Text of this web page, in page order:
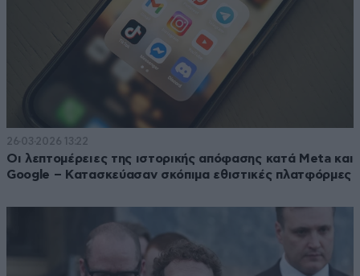
26·03·2026 13:22
Οι λεπτομέρειες της ιστορικής απόφασης κατά Meta και
Google – Kατασκεύασαν σκόπιμα εθιστικές πλατφόρμες